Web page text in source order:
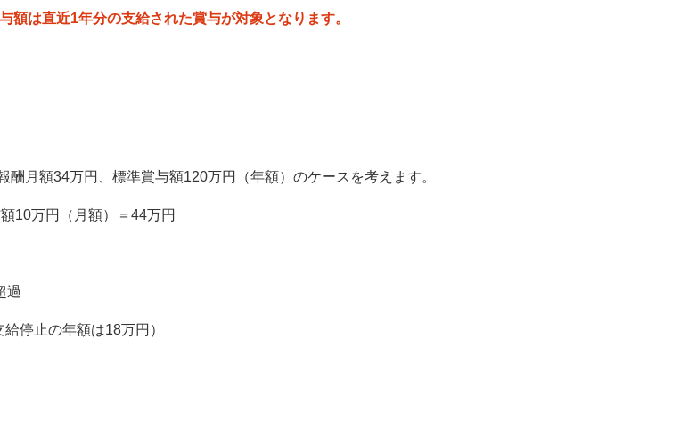
は直近1年分の支給された賞与が対象となります。
月額34万円、標準賞与額120万円（年額）のケースを考えます。
10万円（月額）＝44万円
過
停止の年額は18万円）